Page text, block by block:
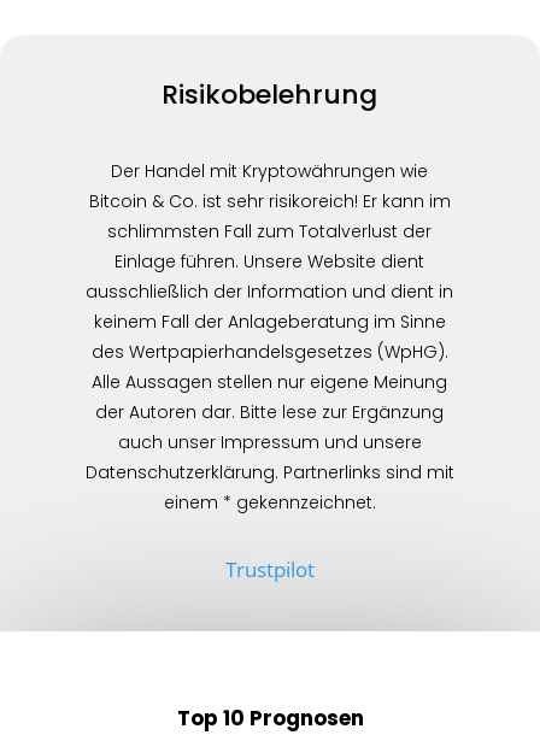
Risikobelehrung
Der Handel mit Kryptowährungen wie
Bitcoin & Co. ist sehr risikoreich! Er kann im
schlimmsten Fall zum Totalverlust der
Einlage führen. Unsere Website dient
ausschließlich der Information und dient in
keinem Fall der Anlageberatung im Sinne
des Wertpapierhandelsgesetzes (WpHG).
Alle Aussagen stellen nur eigene Meinung
der Autoren dar. Bitte lese zur Ergänzung
auch unser Impressum und unsere
Datenschutzerklärung. Partnerlinks sind mit
einem * gekennzeichnet.
Trustpilot
Top 10 Prognosen